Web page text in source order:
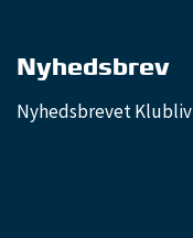
Nyhedsbrev
Nyhedsbrevet Klubliv